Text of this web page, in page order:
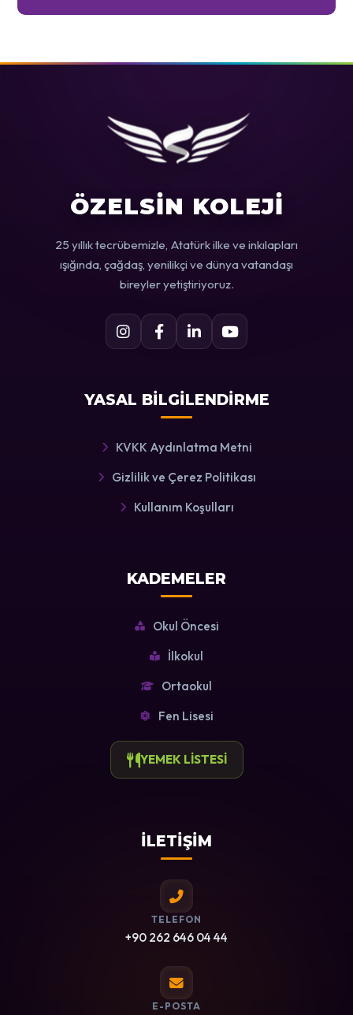
ÖZELSİN KOLEJİ
25 yıllık tecrübemizle, Atatürk ilke ve inkılapları
ışığında, çağdaş, yenilikçi ve dünya vatandaşı
bireyler yetiştiriyoruz.
YASAL BİLGİLENDİRME
KVKK Aydınlatma Metni
Gizlilik ve Çerez Politikası
Kullanım Koşulları
KADEMELER
Okul Öncesi
İlkokul
Ortaokul
Fen Lisesi
YEMEK LİSTESİ
İLETİŞİM
TELEFON
+90 262 646 04 44
E-POSTA